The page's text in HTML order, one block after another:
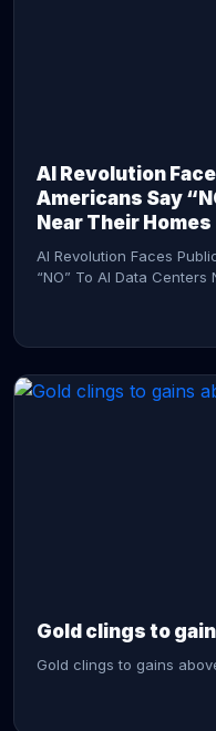
AI Revolution
Americans Say
Near Their Homes
AI Revolution Faces
“NO” To AI Data Centers
Gold clings to
Gold clings to gains